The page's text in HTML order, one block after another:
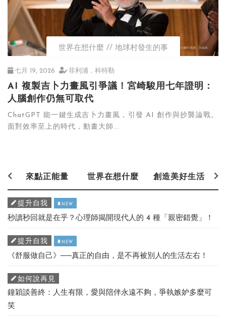
世界在想什麼 地球村發生的事
七月 19, 2026 菲利浦．科特勒
AI 複製吉卜力畫風引爭議！宮崎駿用七年證明：
人腦創作仍無可取代
ChatGPT 能一鍵生成吉卜力畫風，引發 AI 創作與抄襲論戰。
面對效率至上的時代，動畫大師...
來點正能量 世界在想什麼 創造美好生活
提升自我 NEW
秒讀秒回就是在乎？心理師揭開現代人的 4 種「親密錯覺」！
提升自我 NEW
《舒服做自己》──真正的自由，是不再被別人的生活左右！
如何說再見
鐘穎談善終：人生有限，愛與陪伴永遠不夠，爭執嫉妒多麼可
笑